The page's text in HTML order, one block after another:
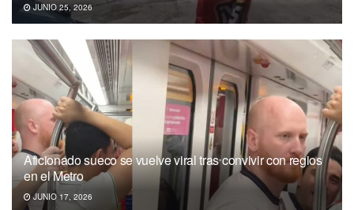
JUNIO 25, 2026
Aficionado sueco se vuelve viral tras convivir con regios
en el Metro
JUNIO 17, 2026